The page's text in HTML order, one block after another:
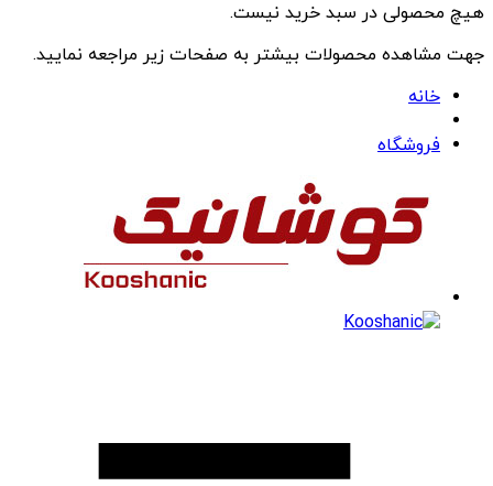
هیچ محصولی در سبد خرید نیست.
جهت مشاهده محصولات بیشتر به صفحات زیر مراجعه نمایید.
خانه
فروشگاه